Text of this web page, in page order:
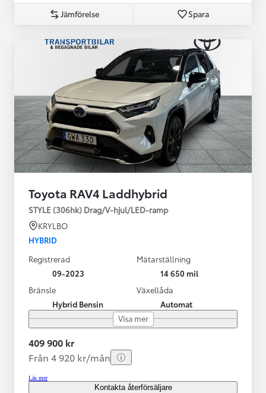
Jämförelse Spara
Toyota RAV4 Laddhybrid
STYLE (306hk) Drag/V-hjul/LED-ramp
KRYLBO
HYBRID
Registrerad
09-2023
Mätarställning
14 650 mil
Bränsle
Hybrid Bensin
Växellåda
Automat
Visa mer
409 900 kr
Från 4 920 kr/mån
Läs mer
Kontakta återförsäljare